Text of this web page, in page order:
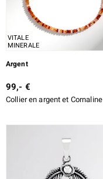
VITALE
MINERALE
Argent
99,- €
Collier en argent et Cornaline